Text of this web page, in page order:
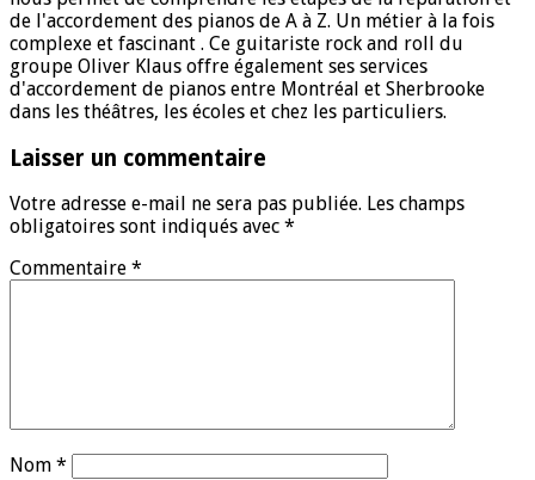
de l'accordement des pianos de A à Z. Un métier à la fois
complexe et fascinant . Ce guitariste rock and roll du
groupe Oliver Klaus offre également ses services
d'accordement de pianos entre Montréal et Sherbrooke
dans les théâtres, les écoles et chez les particuliers.
Laisser un commentaire
Votre adresse e-mail ne sera pas publiée. Les champs
obligatoires sont indiqués avec *
Commentaire *
Nom *